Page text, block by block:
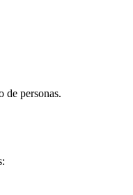
de personas.